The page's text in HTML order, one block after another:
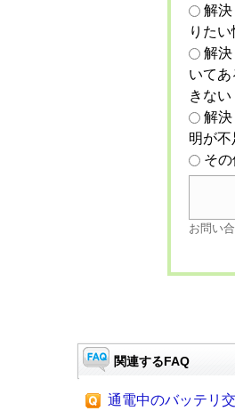
解
りた
解
いて
きない
解
明が
そ
お問い
関連するFAQ
通電中のバッテリ